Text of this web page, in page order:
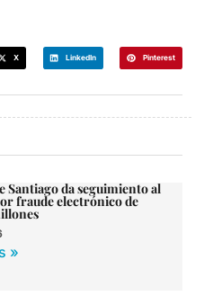
X LinkedIn Pinterest
Santiago da seguimiento al
fraude electrónico de
»